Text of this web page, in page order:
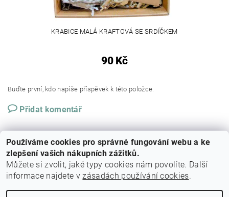
KRABICE MALÁ KRAFTOVÁ SE SRDÍČKEM
90 Kč
Buďte první, kdo napíše příspěvek k této položce.
Přidat komentář
Používáme cookies pro správné fungování webu a ke
zlepšení vašich nákupních zážitků.
Můžete si zvolit, jaké typy cookies nám povolíte. Další
informace najdete vzásadách používání cookies.